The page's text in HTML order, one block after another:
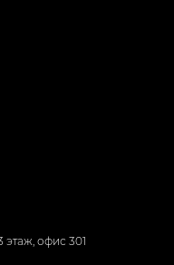
этаж, офис 301